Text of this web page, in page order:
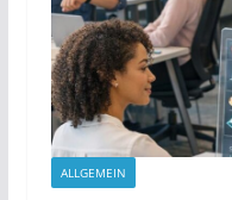
ALLGEMEIN